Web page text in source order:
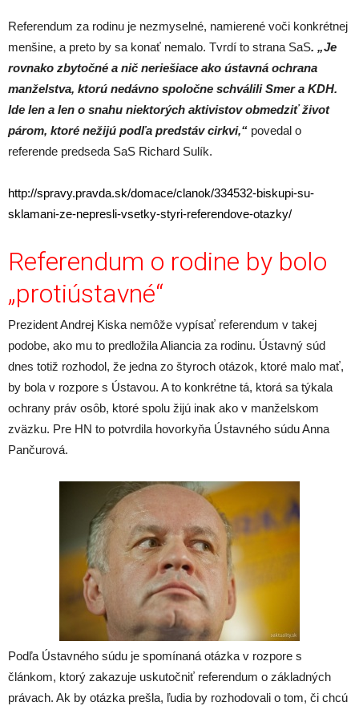
Referendum za rodinu je nezmyselné, namierené voči konkrétnej
menšine, a preto by sa konať nemalo. Tvrdí to strana SaS. „Je
rovnako zbytočné a nič neriešiace ako ústavná ochrana
manželstva, ktorú nedávno spoločne schválili Smer a KDH.
Ide len a len o snahu niektorých aktivistov obmedziť život
párom, ktoré nežijú podľa predstáv cirkvi,“ povedal o
referende predseda SaS Richard Sulík.
http://spravy.pravda.sk/domace/clanok/334532-biskupi-su-
sklamani-ze-nepresli-vsetky-styri-referendove-otazky/
Referendum o rodine by bolo
„protiústavné“
Prezident Andrej Kiska nemôže vypísať referendum v takej
podobe, ako mu to predložila Aliancia za rodinu. Ústavný súd
dnes totiž rozhodol, že jedna zo štyroch otázok, ktoré malo mať,
by bola v rozpore s Ústavou. A to konkrétne tá, ktorá sa týkala
ochrany práv osôb, ktoré spolu žijú inak ako v manželskom
zväzku. Pre HN to potvrdila hovorkyňa Ústavného súdu Anna
Pančurová.
Podľa Ústavného súdu je spomínaná otázka v rozpore s
článkom, ktorý zakazuje uskutočniť referendum o základných
právach. Ak by otázka prešla, ľudia by rozhodovali o tom, či chcú